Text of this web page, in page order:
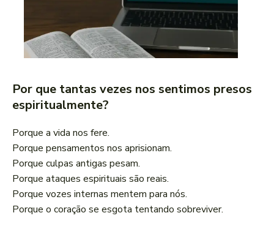
Por que tantas vezes nos sentimos presos
espiritualmente?
Porque a vida nos fere.
Porque pensamentos nos aprisionam.
Porque culpas antigas pesam.
Porque ataques espirituais são reais.
Porque vozes internas mentem para nós.
Porque o coração se esgota tentando sobreviver.